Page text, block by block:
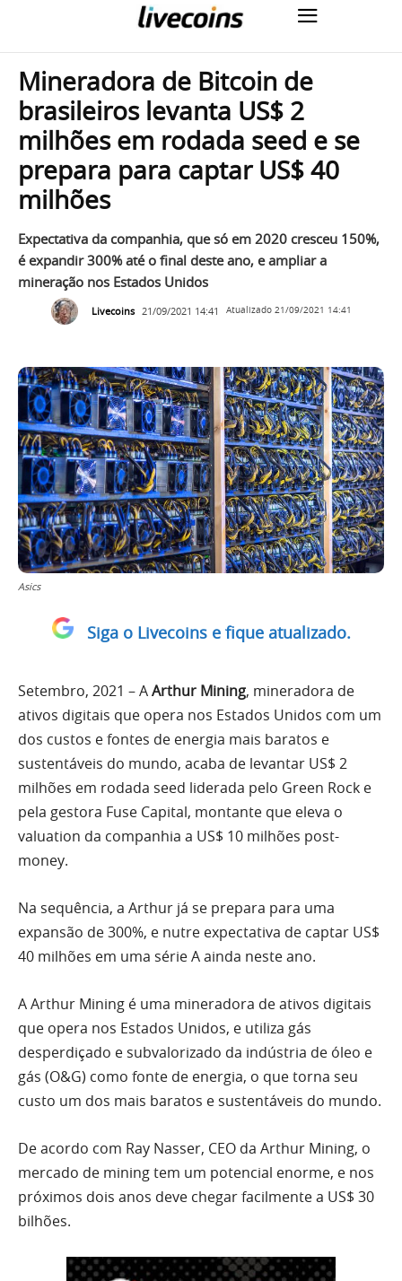
Mineradora de Bitcoin de
brasileiros levanta US$ 2
milhões em rodada seed e se
prepara para captar US$ 40
milhões
Expectativa da companhia, que só em 2020 cresceu 150%,
é expandir 300% até o final deste ano, e ampliar a
mineração nos Estados Unidos
Livecoins 21/09/2021 14:41 Atualizado 21/09/2021 14:41
Asics
Siga o Livecoins e fique atualizado.
Setembro, 2021 – AArthur Mining, mineradora de
ativos digitais que opera nos Estados Unidos com um
dos custos e fontes de energia mais baratos e
sustentáveis do mundo, acaba de levantar US$ 2
milhões em rodada seed liderada pelo Green Rock e
pela gestora Fuse Capital, montante que eleva o
valuation da companhia a US$ 10 milhões post-
money.
Na sequência, a Arthur já se prepara para uma
expansão de 300%, e nutre expectativa de captar US$
40 milhões em uma série A ainda neste ano.
A Arthur Mining é uma mineradora de ativos digitais
que opera nos Estados Unidos, e utiliza gás
desperdiçado e subvalorizado da indústria de óleo e
gás (O&G) como fonte de energia, o que torna seu
custo um dos mais baratos e sustentáveis do mundo.
De acordo com Ray Nasser, CEO da Arthur Mining, o
mercado de mining tem um potencial enorme, e nos
próximos dois anos deve chegar facilmente a US$ 30
bilhões.